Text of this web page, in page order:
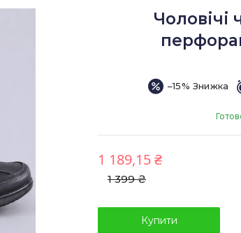
Чоловічі
–15%
1 399 ₴
1 189,15 ₴
Купити